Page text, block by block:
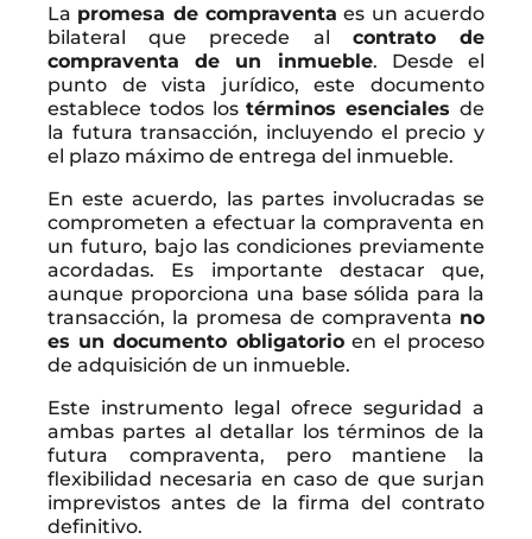
La promesa de compraventa es un acuerdo
bilateral que precede al contrato de
compraventa de un inmueble. Desde el
punto de vista jurídico, este documento
establece todos lostérminos esencialesde
la futura transacción, incluyendo el precio y
el plazo máximo de entrega del inmueble.
En este acuerdo, las partes involucradas se
comprometen a efectuar la compraventa en
un futuro, bajo las condiciones previamente
acordadas. Es importante destacar que,
aunque proporciona una base sólida para la
transacción, la promesa de compraventa no
es un documento obligatorioen el proceso
de adquisición de un inmueble.
Este instrumento legal ofrece seguridad a
ambas partes al detallar los términos de la
futura compraventa, pero mantiene la
flexibilidad necesaria en caso de que surjan
imprevistos antes de la firma del contrato
definitivo.